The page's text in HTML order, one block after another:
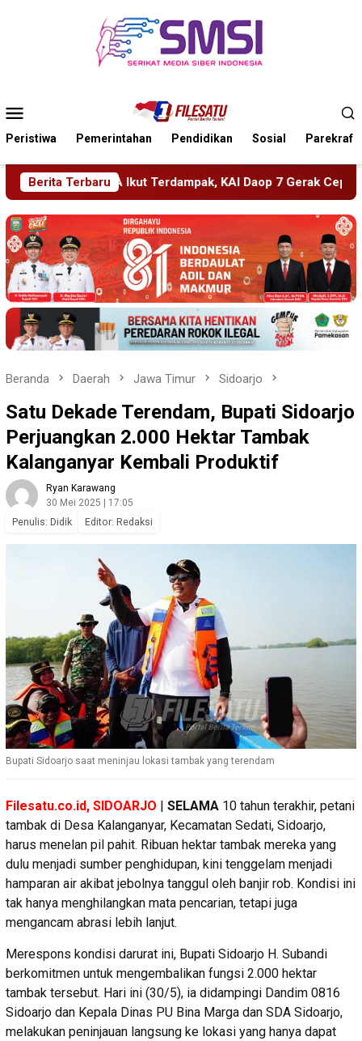
Mobile
Peristiwa Pemerintahan Pendidikan Sosial Parekraf
Berita Terbaru
Daop 7 Gerak Cepat Pulihkan Layanan PMR Wira
Beranda Daerah Jawa Timur Sidoarjo
Satu Dekade Terendam, Bupati Sidoarjo
Perjuangkan 2.000 Hektar Tambak
Kalanganyar Kembali Produktif
Ryan Karawang
30 Mei 2025 | 17:05
Penulis: Didik Editor: Redaksi
Bupati Sidoarjo saat meninjau lokasi tambak yang terendam
Filesatu.co.id, SIDOARJO SELAMA 10 tahun terakhir, petani
tambak di Desa Kalanganyar, Kecamatan Sedati, Sidoarjo,
harus menelan pil pahit. Ribuan hektar tambak mereka yang
dulu menjadi sumber penghidupan, kini tenggelam menjadi
hamparan air akibat jebolnya tanggul oleh banjir rob. Kondisi ini
tak hanya menghilangkan mata pencarian, tetapi juga
mengancam abrasi lebih lanjut.
Merespons kondisi darurat ini, Bupati Sidoarjo H. Subandi
berkomitmen untuk mengembalikan fungsi 2.000 hektar
tambak tersebut. Hari ini (30/5), ia didampingi Dandim 0816
Sidoarjo dan Kepala Dinas PU Bina Marga dan SDA Sidoarjo,
melakukan peninjauan langsung ke lokasi yang hanya dapat